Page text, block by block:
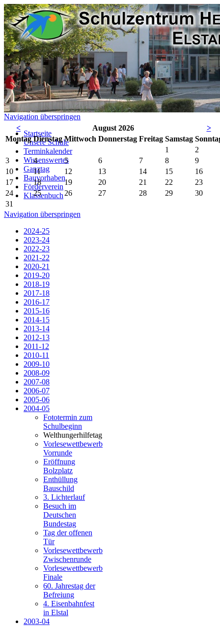
Navigation überspringen
Startseite
Unsere Schule
Terminkalender
Wissenswertes
Ganztag
Bauvorhaben
Förderverein
Klassenbuch
< August 2026
>
Montag Dienstag Mittwoch Donnerstag Freitag Samstag So
1
2
3
4 5 6 7 8
9
10
11 12 13 14 15
16
17
18 19 20 21 22
23
24
25 26 27 28 29
30
31
Navigation überspringen
2024-25
2023-24
2022-23
2021-22
2020-21
2019-20
2018-19
2017-18
2016-17
2015-16
2014-15
2013-14
2012-13
2011-12
2010-11
2009-10
2008-09
2007-08
2006-07
2005-06
2004-05
Fototermin zum
Schulbeginn
Welthungerhilfetag
Vorlesewettbewerb
Vorrunde
Eröffnung
Bolzplatz
Enthüllung
Bauschild
3. Lichterlauf
Besuch im
Deutschen
Bundestag
Tag der offenen
Tür
Vorlesewettbewerb
Zwischenrunde
Vorlesewettbewerb
Finale
60. Jahrestag der
Befreiung
4. Eisenbahnfest
in Elstal
2003-04